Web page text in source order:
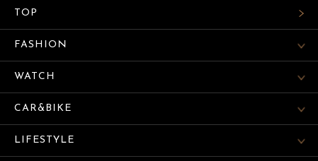
TOP
FASHION
WATCH
CAR&BIKE
LIFESTYLE